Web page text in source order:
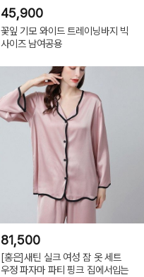
45,900
꽃잎 기모 와이드 트레이닝바지 빅
사이즈 남여공용
81,500
[홍은]새틴 실크 여성 잠 옷 세트
우정 파자마 파티 핑크 집에서입는